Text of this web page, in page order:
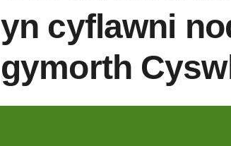
yn cyflawni
gymorth